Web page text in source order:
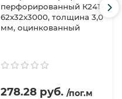
перфорированный К241
62x32x3000, толщина 3,0
мм, оцинкованный
278.28 руб. /пог.м